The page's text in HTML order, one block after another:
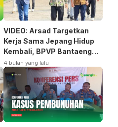
VIDEO: Arsad Targetkan
Kerja Sama Jepang Hidup
Kembali, BPVP Bantaeng
Siap Bangkitkan Jurusan
Otomotif
4 bulan yang lalu